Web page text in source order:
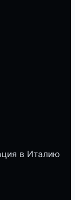
в Италию